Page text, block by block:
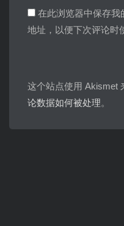
在此浏览器中保存我
地址，以便下次评论时
这个站点使用 Akismet
论数据如何被处理。